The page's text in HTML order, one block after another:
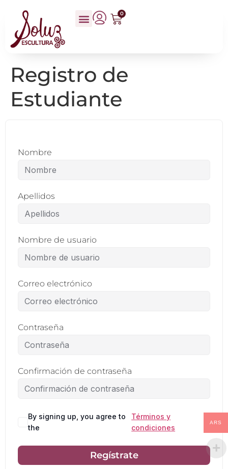
0
Registro de
Estudiante
Nombre
Apellidos
Nombre de usuario
Correo electrónico
Contraseña
Confirmación de contraseña
By signing up, you agree to
the
Términos y
condiciones
Regístrate
ARS